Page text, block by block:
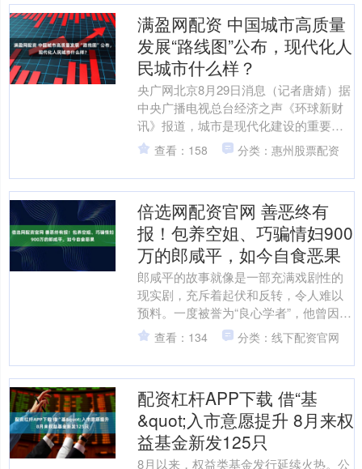
满盈网配资 中国城市高质量
发展“路线图”公布，现代化人
民城市什么样？
央广网北京8月29日消息（记者唐婧）据
中央广播电视总台经济之声《环球新财
讯》报道，城市是现代化建设的重要载
体、人民幸福生活的重要空间。《中共
中央 国务院关于推动....
查看：158 分类：惠州股票配资
倍选网配资官网 善恶终有
报！包养空姐、巧骗情妇900
万的郎咸平，如今自食恶果
郎咸平的故事就像是一部充满戏剧性的
现实剧，充斥着起伏和反转，令人难以
预料。一度被誉为“良心学者”，他曾因其
深厚的学识和敢于直言的勇气，在财经
领域赢得了广泛的声誉....
查看：134 分类：线下配资官网
配资杠杆APP下载 借“基
&quot;入市意愿提升 8月来权
益基金新发125只
8月以来，权益类基金发行延续火热。公